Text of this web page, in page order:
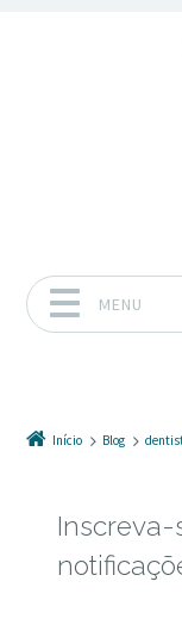
MENU
Início Blog
Inscreva-